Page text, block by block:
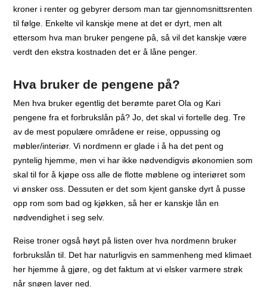
kroner i renter og gebyrer dersom man tar gjennomsnittsrenten
til følge. Enkelte vil kanskje mene at det er dyrt, men alt
ettersom hva man bruker pengene på, så vil det kanskje være
verdt den ekstra kostnaden det er å låne penger.
Hva bruker de pengene på?
Men hva bruker egentlig det berømte paret Ola og Kari
pengene fra et forbrukslån på? Jo, det skal vi fortelle deg. Tre
av de mest populære områdene er reise, oppussing og
møbler/interiør. Vi nordmenn er glade i å ha det pent og
pyntelig hjemme, men vi har ikke nødvendigvis økonomien som
skal til for å kjøpe oss alle de flotte møblene og interiøret som
vi ønsker oss. Dessuten er det som kjent ganske dyrt å pusse
opp rom som bad og kjøkken, så her er kanskje lån en
nødvendighet i seg selv.
Reise troner også høyt på listen over hva nordmenn bruker
forbrukslån til. Det har naturligvis en sammenheng med klimaet
her hjemme å gjøre, og det faktum at vi elsker varmere strøk
når snøen laver ned.